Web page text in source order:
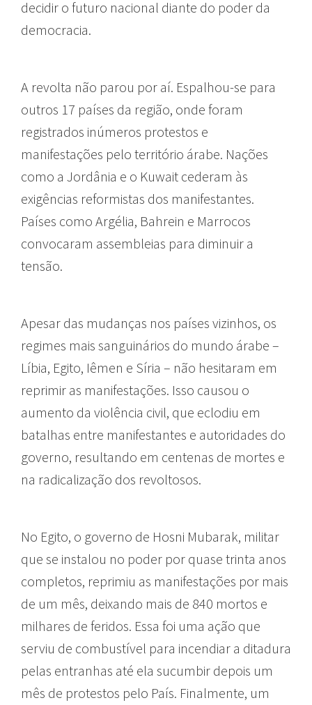
decidir o futuro nacional diante do poder da
democracia.
A revolta não parou por aí. Espalhou-se para
outros 17 países da região, onde foram
registrados inúmeros protestos e
manifestações pelo território árabe. Nações
como a Jordânia e o Kuwait cederam às
exigências reformistas dos manifestantes.
Países como Argélia, Bahrein e Marrocos
convocaram assembleias para diminuir a
tensão.
Apesar das mudanças nos países vizinhos, os
regimes mais sanguinários do mundo árabe –
Líbia, Egito, Iêmen e Síria – não hesitaram em
reprimir as manifestações. Isso causou o
aumento da violência civil, que eclodiu em
batalhas entre manifestantes e autoridades do
governo, resultando em centenas de mortes e
na radicalização dos revoltosos.
No Egito, o governo de Hosni Mubarak, militar
que se instalou no poder por quase trinta anos
completos, reprimiu as manifestações por mais
de um mês, deixando mais de 840 mortos e
milhares de feridos. Essa foi uma ação que
serviu de combustível para incendiar a ditadura
pelas entranhas até ela sucumbir depois um
mês de protestos pelo País. Finalmente, um